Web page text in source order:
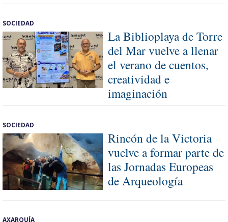
SOCIEDAD
La Biblioplaya de Torre
del Mar vuelve a llenar
el verano de cuentos,
creatividad e
imaginación
SOCIEDAD
Rincón de la Victoria
vuelve a formar parte de
las Jornadas Europeas
de Arqueología
AXARQUÍA